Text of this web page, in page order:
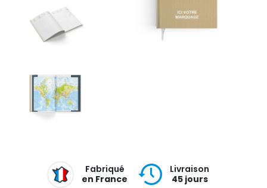
Fabriqué
en France
Livraison
45 jours